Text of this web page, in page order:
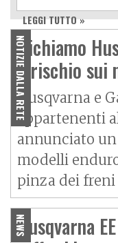
LEGGI TUTTO »
NOTIZIE DALLA RETE
Richiamo
a rischio sui
Husqvarna e
appartenenti
annunciato
modelli
pinza dei freni
NEWS
Husqvarna